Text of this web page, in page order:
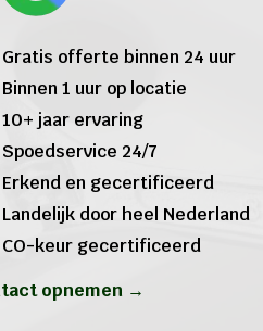
Gratis offerte binnen 24 uur
Binnen 1 uur op locatie
10+ jaar ervaring
Spoedservice 24/7
Erkend en gecertificeerd
Landelijk door heel Nederland
CO-keur gecertificeerd
opnemen →